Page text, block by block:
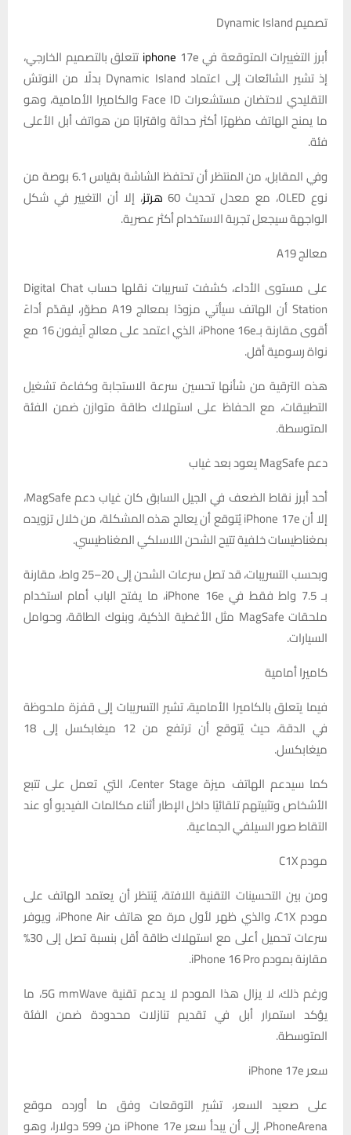
تصميم Dynamic Island
أبرز التغييرات المتوقعة في
iphone 17e تتعلق بالتصميم الخارجي،
إذ تشير الشائعات إلى اعتماد Dynamic Island بدلًا من النوتش
التقليدي لاحتضان مستشعرات Face ID والكاميرا الأمامية، وهو
ما يمنح الهاتف مظهرًا أكثر حداثة واقترابًا من هواتف أبل الأعلى
فئة.
وفي المقابل، من المنتظر أن تحتفظ الشاشة بقياس 6.1 بوصة من
نوع OLED، مع معدل تحديث 60
هرتز، إلا أن التغيير في شكل
الواجهة سيجعل تجربة الاستخدام أكثر عصرية.
معالج A19
على مستوى الأداء، كشفت تسريبات نقلها حساب Digital Chat
Station أن الهاتف سيأتي مزودًا بمعالج A19 مطوّر، ليقدّم أداءً
أقوى مقارنة بـiPhone 16e، الذي اعتمد على معالج آيفون 16 مع
نواة رسومية أقل.
هذه الترقية من شأنها تحسين سرعة الاستجابة وكفاءة تشغيل
التطبيقات، مع الحفاظ على استهلاك طاقة متوازن ضمن الفئة
المتوسطة.
دعم MagSafe يعود بعد غياب
أحد أبرز نقاط الضعف في الجيل السابق كان غياب دعم MagSafe،
إلا أن iPhone 17e يُتوقع أن يعالج هذه المشكلة، من خلال تزويده
بمغناطيسات خلفية تتيح الشحن اللاسلكي المغناطيسي.
وبحسب التسريبات، قد تصل سرعات الشحن إلى 20–25 واط، مقارنة
بـ 7.5 واط فقط في iPhone 16e، ما يفتح الباب أمام استخدام
ملحقات MagSafe مثل الأغطية الذكية، وبنوك الطاقة، وحوامل
السيارات.
كاميرا أمامية
فيما يتعلق بالكاميرا الأمامية، تشير التسريبات إلى قفزة ملحوظة
في الدقة، حيث يُتوقع أن ترتفع من 12 ميغابكسل إلى 18
ميغابكسل.
كما سيدعم الهاتف ميزة Center Stage، التي تعمل على تتبع
الأشخاص وتثبيتهم تلقائيًا داخل الإطار أثناء مكالمات الفيديو أو عند
التقاط صور السيلفي الجماعية.
مودم C1X
ومن بين التحسينات التقنية اللافتة، يُنتظر أن يعتمد الهاتف على
مودم C1X، والذي ظهر لأول مرة مع هاتف iPhone Air، ويوفر
سرعات تحميل أعلى مع استهلاك طاقة أقل بنسبة تصل إلى 30%
مقارنة بمودم iPhone 16 Pro.
ورغم ذلك، لا يزال هذا المودم لا يدعم تقنية 5G mmWave، ما
يؤكد استمرار أبل في تقديم تنازلات محدودة ضمن الفئة
المتوسطة.
سعر iPhone 17e
على صعيد السعر، تشير التوقعات وفق ما أورده موقع
PhoneArena، إلى أن يبدأ سعر iPhone 17e من 599 دولارا، وهو